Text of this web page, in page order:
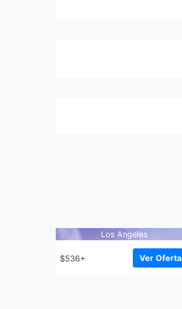
Los Angeles
$536+ Ver Oferta